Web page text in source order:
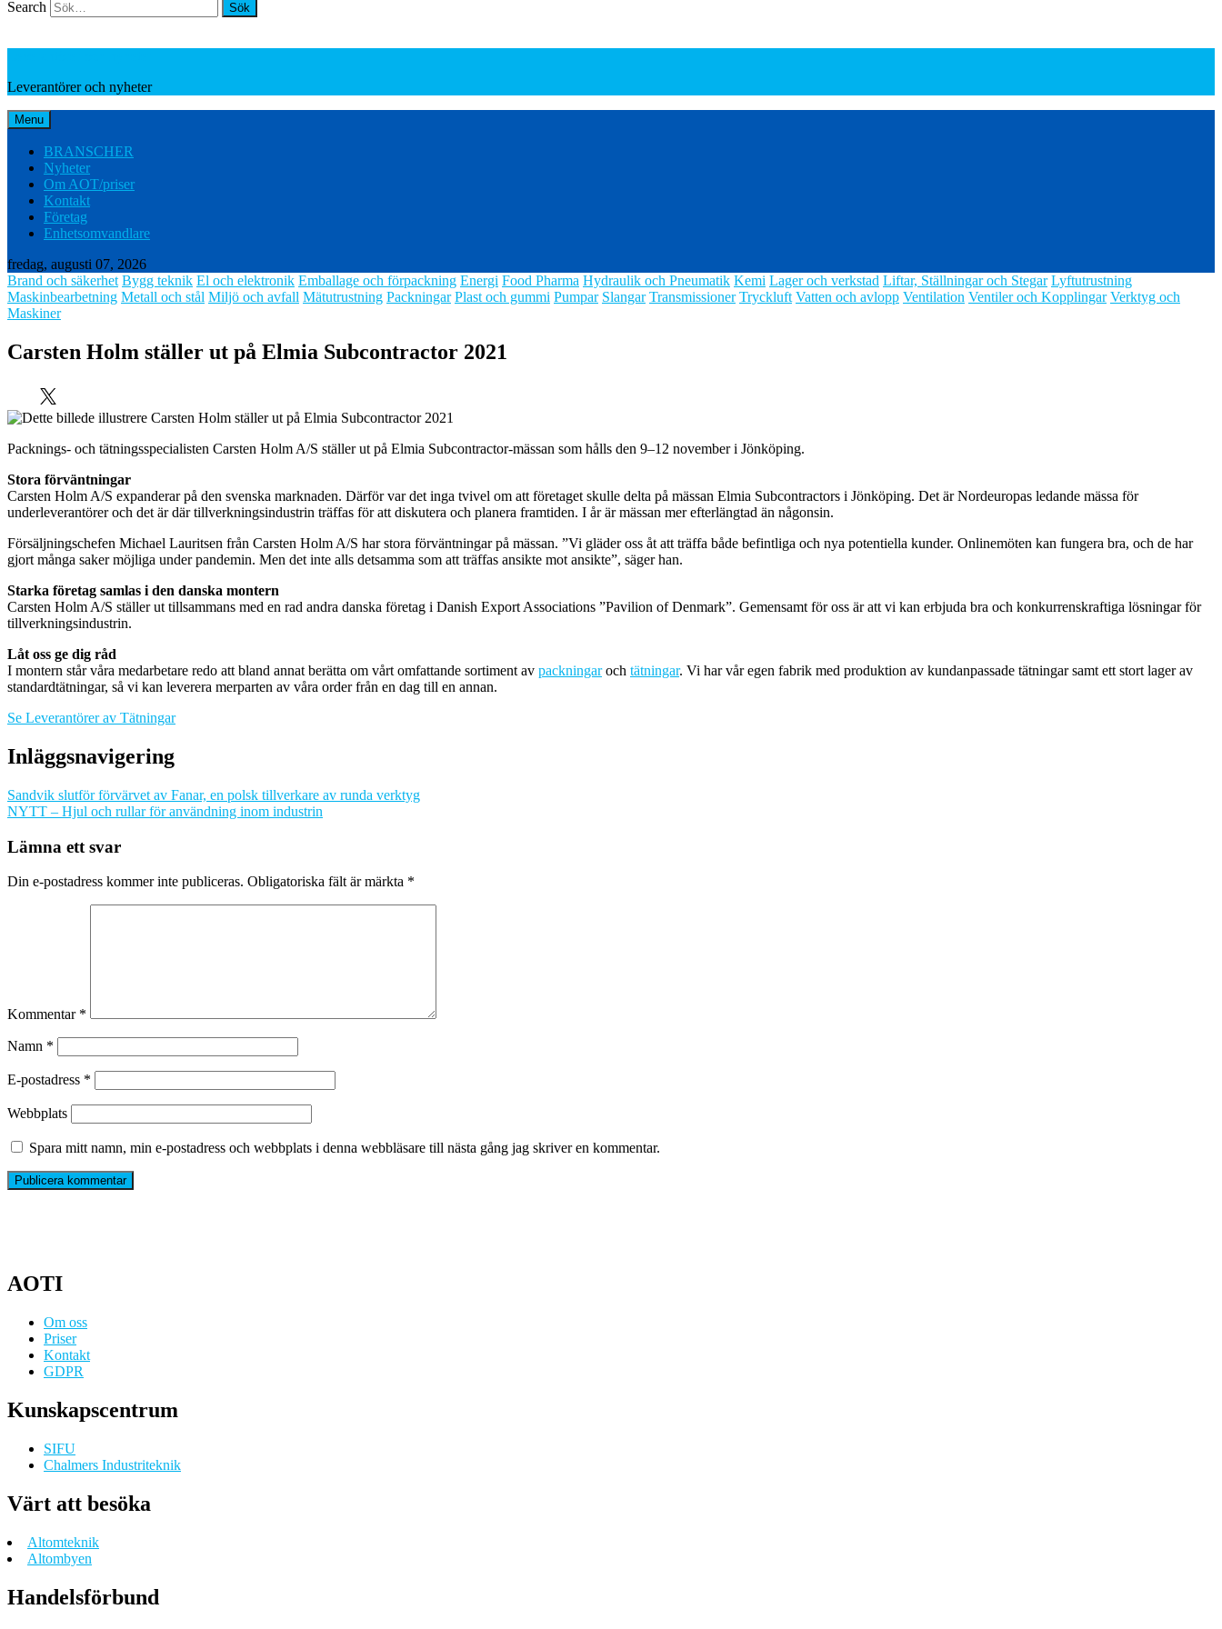
Search
Leverantörer och nyheter
Menu
BRANSCHER
Nyheter
Om AOT/priser
Kontakt
Företag
Enhetsomvandlare
fredag, augusti 07, 2026
Brand och säkerhet Bygg teknik El och elektronik Emballage och förpackning Energi Food Pharma Hydraulik och Pneumatik Kemi Lager och verkstad Liftar, Ställningar och Stegar Lyftutrustning
Maskinbearbetning Metall och stål Miljö och avfall Mätutrustning Packningar Plast och gummi Pumpar Slangar Transmissioner Tryckluft Vatten och avlopp Ventilation Ventiler och Kopplingar Verktyg och
Maskiner
Carsten Holm ställer ut på Elmia Subcontractor 2021
Packnings- och tätningsspecialisten Carsten Holm A/S ställer ut på Elmia Subcontractor-mässan som hålls den 9–12 november i Jönköping.
Stora förväntningar
Carsten Holm A/S expanderar på den svenska marknaden. Därför var det inga tvivel om att företaget skulle delta på mässan Elmia Subcontractors i Jönköping. Det är Nordeuropas ledande mässa för
underleverantörer och det är där tillverkningsindustrin träffas för att diskutera och planera framtiden. I år är mässan mer efterlängtad än någonsin.
Försäljningschefen Michael Lauritsen från Carsten Holm A/S har stora förväntningar på mässan. ”Vi gläder oss åt att träffa både befintliga och nya potentiella kunder. Onlinemöten kan fungera bra, och de har
gjort många saker möjliga under pandemin. Men det inte alls detsamma som att träffas ansikte mot ansikte”, säger han.
Starka företag samlas i den danska montern
Carsten Holm A/S ställer ut tillsammans med en rad andra danska företag i Danish Export Associations ”Pavilion of Denmark”. Gemensamt för oss är att vi kan erbjuda bra och konkurrenskraftiga lösningar för
tillverkningsindustrin.
Låt oss ge dig råd
I montern står våra medarbetare redo att bland annat berätta om vårt omfattande sortiment av packningaroch tätningar. Vi har vår egen fabrik med produktion av kundanpassade tätningar samt ett stort lager av
standardtätningar, så vi kan leverera merparten av våra order från en dag till en annan.
Se Leverantörer av Tätningar
Inläggsnavigering
Sandvik slutför förvärvet av Fanar, en polsk tillverkare av runda verktyg
NYTT – Hjul och rullar för användning inom industrin
Lämna ett svar
Din e-postadress kommer inte publiceras. Obligatoriska fält är märkta *
Kommentar *
Namn *
E-postadress *
Webbplats
Spara mitt namn, min e-postadress och webbplats i denna webbläsare till nästa gång jag skriver en kommentar.
AOTI
Om oss
Priser
Kontakt
GDPR
Kunskapscentrum
SIFU
Chalmers Industriteknik
Värt att besöka
Altomteknik
Altombyen
Handelsförbund